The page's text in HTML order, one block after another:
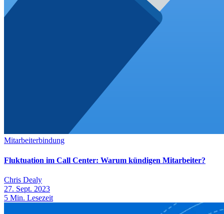
Mitarbeiterbindung
Fluktuation im Call Center: Warum kündigen Mitarbeiter?
Chris Dealy
27. Sept. 2023
5 Min. Lesezeit